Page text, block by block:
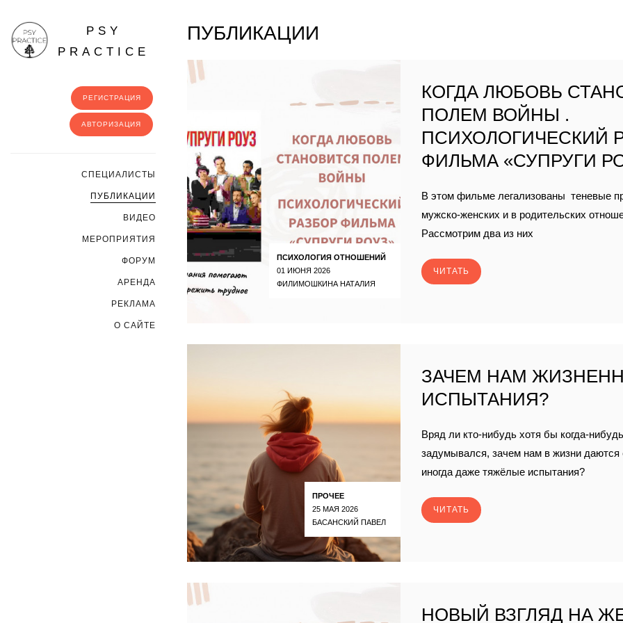
PSY
PRACTICE
РЕГИСТРАЦИЯ
АВТОРИЗАЦИЯ
CПЕЦИАЛИСТЫ
ПУБЛИКАЦИИ
ВИДЕО
МЕРОПРИЯТИЯ
ФОРУМ
АРЕНДА
РЕКЛАМА
О САЙТЕ
ПУБЛИКАЦИИ
ПСИХОЛОГИЯ ОТНОШЕНИЙ
01 ИЮНЯ 2026
ФИЛИМОШКИНА НАТАЛИЯ
КОГДА ЛЮБОВЬ
ПОЛЕМ ВОЙНЫ .
ПСИХОЛОГИЧЕСКИЙ
ФИЛЬМА «СУПРУГИ
В этом фильме легализованы теневые
мужско-женских и в родительских
Рассмотрим два из них
ЧИТАТЬ
ПРОЧЕЕ
25 МАЯ 2026
БАСАНСКИЙ ПАВЕЛ
ЗАЧЕМ НАМ
ИСПЫТАНИЯ?
Вряд ли кто-нибудь хотя бы когда-
задумывался, зачем нам в жизни
иногда даже тяжёлые испытания?
ЧИТАТЬ
НОВЫЙ ВЗГЛЯД НА